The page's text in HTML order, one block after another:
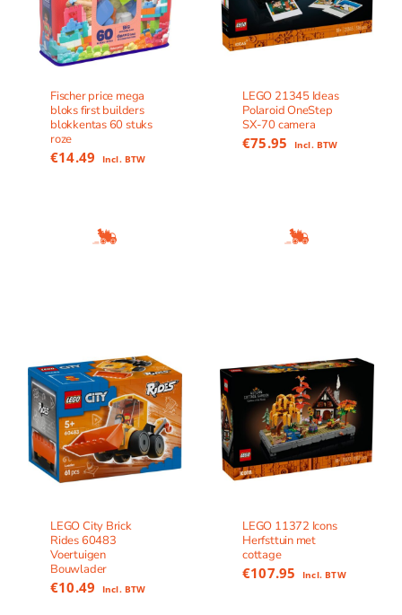
Fischer price mega
bloks first builders
blokkentas 60 stuks
roze
€14.49 Incl. BTW
LEGO 21345 Ideas
Polaroid OneStep
SX-70 camera
€75.95 Incl. BTW
LEGO City Brick
Rides 60483
Voertuigen
Bouwlader
€10.49 Incl. BTW
LEGO 11372 Icons
Herfsttuin met
cottage
€107.95 Incl. BTW